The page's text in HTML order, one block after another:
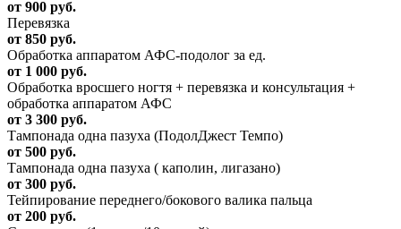
от 900 руб.
Перевязка
от 850 руб.
Обработка аппаратом АФС-подолог за ед.
от 1 000 руб.
Обработка вросшего ногтя + перевязка и консультация +
обработка аппаратом АФС
от 3 300 руб.
Тампонада одна пазуха (ПодолДжест Темпо)
от 500 руб.
Тампонада одна пазуха ( каполин, лигазано)
от 300 руб.
Тейпирование переднего/бокового валика пальца
от 200 руб.